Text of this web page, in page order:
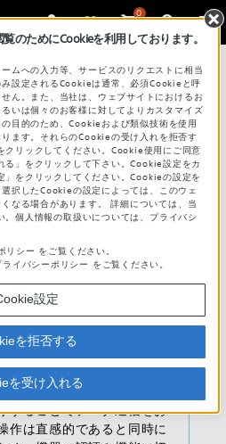
0
しむ（NFC）
ST5 / HT-ST3
やりとりする近
とつです。機器どうしをか
することでデータ通信をお
作は直感的であると同時に
のためにCookieを利用しております。
ムへの入力等、サービスのリクエストに相当
設定されるCookieは通常、必須Cookieと呼
ん。また、当社は、ウェブサイトにおけるお
いは個々のお客様に対してよりカスタマイズ
目的のため、Cookieおよび類似技術を使用
ます。それらのCookieの受け入れを拒否す
リックしてください。Cookie使用にご同意
」をクリックして下さい。Cookie設定をカ
をクリックしてください。Cookieの設定を
択したCookieの設定によっては、このウェ
なる場合があります。 詳細については、当
個人情報の取扱いについては、プライバシ
リシー をご覧ください。
ライバシーポリシー をご覧ください。
設定
を拒否する
を受け入れる